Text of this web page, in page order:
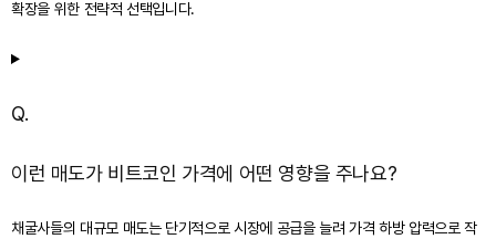
확장을 위한 전략적 선택입니다.
Q.
이런 매도가 비트코인 가격에 어떤 영향을 주나요?
채굴사들의 대규모 매도는 단기적으로 시장에 공급을 늘려 가격 하방 압력으로 작